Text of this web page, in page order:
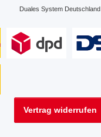
Duales System Deutschland
Vertrag widerrufen